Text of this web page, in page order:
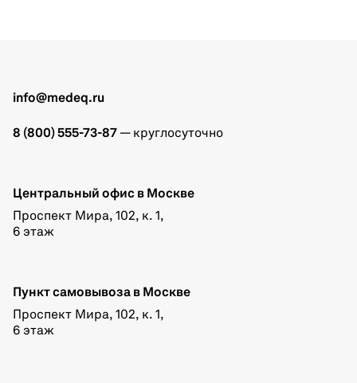
info@medeq.ru
8 (800) 555-73-87 — круглосуточно
Центральный офис в Москве
Проспект Мира, 102, к. 1,
6 этаж
Пункт самовывоза в Москве
Проспект Мира, 102, к. 1,
6 этаж